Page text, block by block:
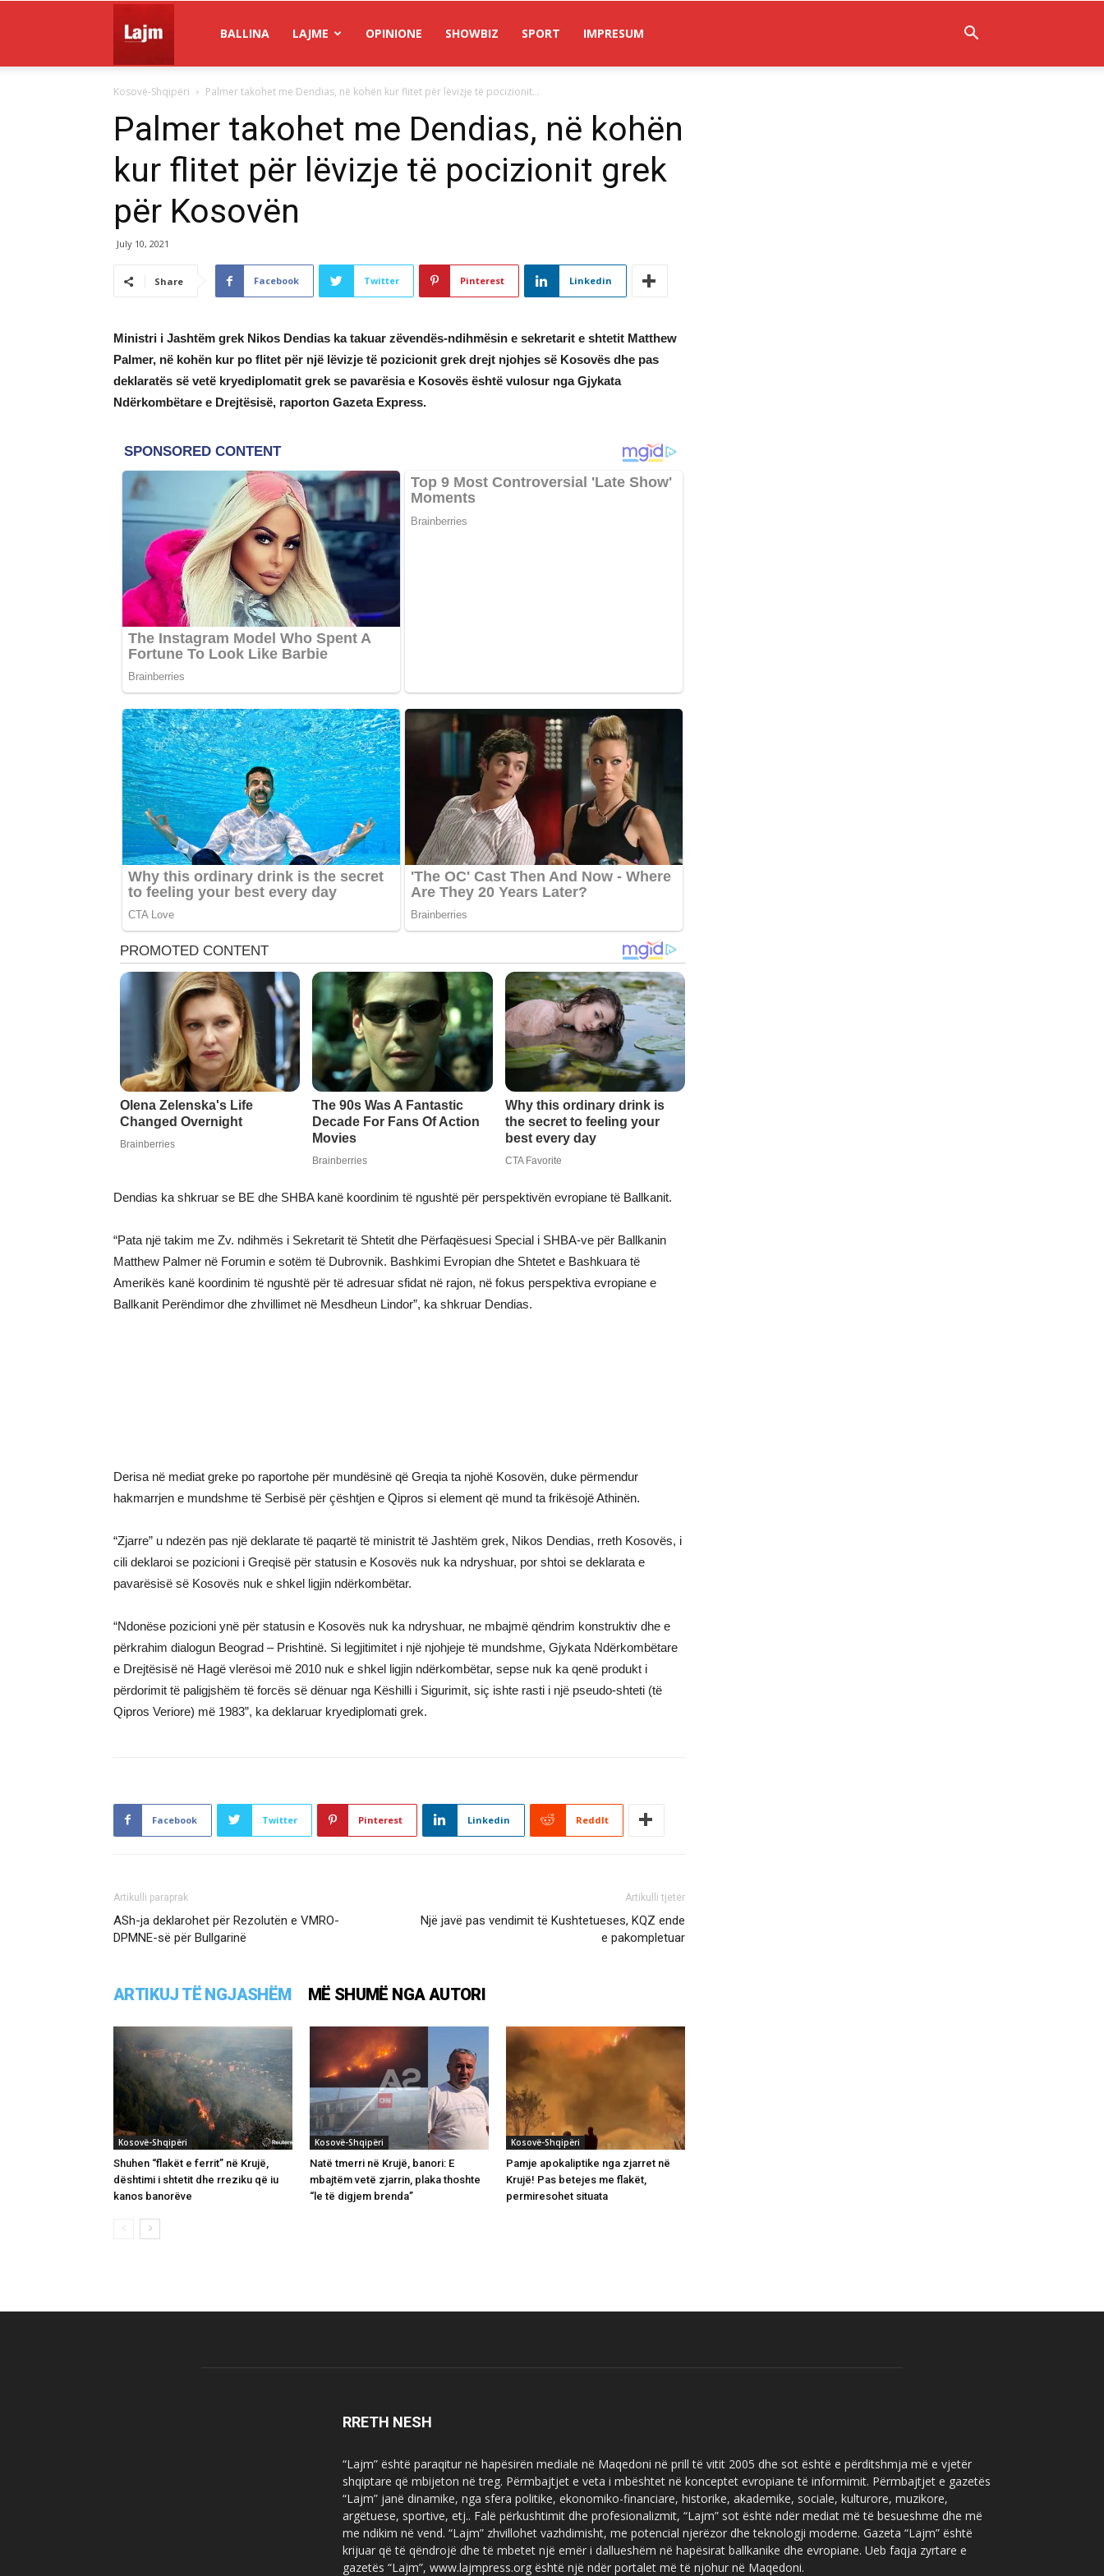
Lajm
BALLINA LAJME OPINIONE SHOWBIZ SPORT IMPRESUM
Kosovë-Shqipëri Palmer takohet me Dendias, në kohën kur flitet për lëvizje të pocizionit...
Palmer takohet me Dendias, në kohën
kur flitet për lëvizje të pocizionit grek
për Kosovën
July 10, 2021
Share Facebook Twitter Pinterest Linkedin
Ministri i Jashtëm grek Nikos Dendias ka takuar zëvendës-ndihmësin e sekretarit e shtetit Matthew
Palmer, në kohën kur po flitet për një lëvizje të pozicionit grek drejt njohjes së Kosovës dhe pas
deklaratës së vetë kryediplomatit grek se pavarësia e Kosovës është vulosur nga Gjykata
Ndërkombëtare e Drejtësisë, raporton Gazeta Express.
Dendias ka shkruar se BE dhe SHBA kanë koordinim të ngushtë për perspektivën evropiane të Ballkanit.
“Pata një takim me Zv. ndihmës i Sekretarit të Shtetit dhe Përfaqësuesi Special i SHBA-ve për Ballkanin
Matthew Palmer në Forumin e sotëm të Dubrovnik. Bashkimi Evropian dhe Shtetet e Bashkuara të
Amerikës kanë koordinim të ngushtë për të adresuar sfidat në rajon, në fokus perspektiva evropiane e
Ballkanit Perëndimor dhe zhvillimet në Mesdheun Lindor”, ka shkruar Dendias.
Derisa në mediat greke po raportohe për mundësinë që Greqia ta njohë Kosovën, duke përmendur
hakmarrjen e mundshme të Serbisë për çështjen e Qipros si element që mund ta frikësojë Athinën.
“Zjarre” u ndezën pas një deklarate të paqartë të ministrit të Jashtëm grek, Nikos Dendias, rreth Kosovës, i
cili deklaroi se pozicioni i Greqisë për statusin e Kosovës nuk ka ndryshuar, por shtoi se deklarata e
pavarësisë së Kosovës nuk e shkel ligjin ndërkombëtar.
“Ndonëse pozicioni ynë për statusin e Kosovës nuk ka ndryshuar, ne mbajmë qëndrim konstruktiv dhe e
përkrahim dialogun Beograd – Prishtinë. Si legjitimitet i një njohjeje të mundshme, Gjykata Ndërkombëtare
e Drejtësisë në Hagë vlerësoi më 2010 nuk e shkel ligjin ndërkombëtar, sepse nuk ka qenë produkt i
përdorimit të paligjshëm të forcës së dënuar nga Këshilli i Sigurimit, siç ishte rasti i një pseudo-shteti (të
Qipros Veriore) më 1983”, ka deklaruar kryediplomati grek.
Facebook Twitter Pinterest Linkedin ReddIt
Artikulli paraprak
ASh-ja deklarohet për Rezolutën e VMRO-
DPMNE-së për Bullgarinë
Artikulli tjetër
Një javë pas vendimit të Kushtetueses, KQZ ende
e pakompletuar
ARTIKUJ TË NGJASHËM MË SHUMË NGA AUTORI
Kosovë-Shqipëri
Shuhen “flakët e ferrit” në Krujë,
dështimi i shtetit dhe rreziku që iu
kanos banorëve
Kosovë-Shqipëri
Natë tmerri në Krujë, banori: E
mbajtëm vetë zjarrin, plaka thoshte
“le të digjem brenda”
Kosovë-Shqipëri
Pamje apokaliptike nga zjarret në
Krujë! Pas betejes me flakët,
permiresohet situata
RRETH NESH
“Lajm” është paraqitur në hapësirën mediale në Maqedoni në prill të vitit 2005 dhe sot është e përditshmja më e vjetër
shqiptare që mbijeton në treg. Përmbajtjet e veta i mbështet në konceptet evropiane të informimit. Përmbajtjet e gazetës
“Lajm” janë dinamike, nga sfera politike, ekonomiko-financiare, historike, akademike, sociale, kulturore, muzikore,
argëtuese, sportive, etj.. Falë përkushtimit dhe profesionalizmit, “Lajm” sot është ndër mediat më të besueshme dhe më
me ndikim në vend. “Lajm” zhvillohet vazhdimisht, me potencial njerëzor dhe teknologji moderne. Gazeta “Lajm” është
krijuar që të qëndrojë dhe të mbetet një emër i dallueshëm në hapësirat ballkanike dhe evropiane. Ueb faqja zyrtare e
gazetës “Lajm”, www.lajmpress.org është një ndër portalet më të njohur në Maqedoni.